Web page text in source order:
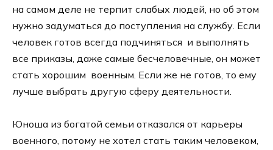
на самом деле не терпит слабых людей, но об этом
нужно задуматься до поступления на службу. Если
человек готов всегда подчиняться и выполнять
все приказы, даже самые бесчеловечные, он может
стать хорошим военным. Если же не готов, то ему
лучше выбрать другую сферу деятельности.
Юноша из богатой семьи отказался от карьеры
военного, потому не хотел стать таким человеком,